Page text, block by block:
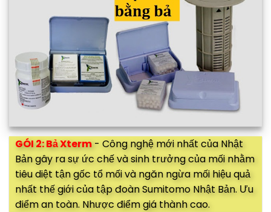
GÓI 2: Bả Xterm- Công nghệ mới nhất của Nhật
Bản gây ra sự ức chế và sinh trưởng của mối nhằm
tiêu diệt tận gốc tổ mối và ngăn ngừa mối hiệu quả
nhất thế giới của tập đoàn Sumitomo Nhật Bản. Ưu
điểm an toàn. Nhược điểm giá thành cao.